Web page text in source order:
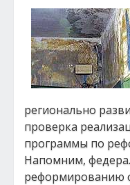
регионально
проверка
программы по
Напомним,
реформированию